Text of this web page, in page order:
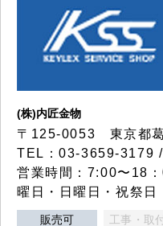
(株)内匠金物
〒125-0053 東京都
TEL：03-3659-3179
営業時間：7:00〜18
曜日・日曜日・祝祭日
販売可 工事・取